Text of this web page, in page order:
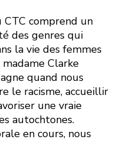
CTC comprend un
des genres qui
la vie des femmes
Clarke
quand nous
le racisme, accueillir
une vraie
autochtones.
en cours, nous